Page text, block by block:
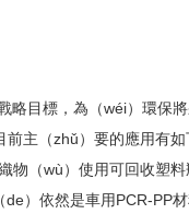
目標，為（wéi）環保將
主（zhǔ）要的應用有
物（wù）使用可回收塑
依然是車用PCR-PP材